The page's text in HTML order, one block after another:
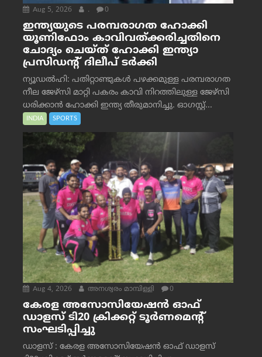
Aug 5, 2026 . 0
ഇന്ത്യയുടെ പരമ്പരാഗത ഹോക്കി
യൂണിഫോം കാവിവത്ക്കരിച്ചതിനെ
ചോദ്യം ചെയ്ത് ഹോക്കി ഇന്ത്യാ
പ്രസിഡന്റ് ദിലീപ് ടര്‍ക്കി
ന്യൂഡൽഹി: പതിറ്റാണ്ടുകൾ പഴക്കമുള്ള പരമ്പരാഗത
നീല ജേഴ്‌സി മാറ്റി പകരം കാവി നിറത്തിലുള്ള ജേഴ്‌സി
ധരിക്കാൻ ഹോക്കി ഇന്ത്യ തീരുമാനിച്ചു. ഓഗസ്റ്റ്...
INDIA SPORTS
Aug 4, 2026 അനശ്വരം മാമ്പിള്ളി 0
കേരള അസോസിയേഷൻ ഓഫ്
ഡാളസ് ടി20 ക്രിക്കറ്റ് ടൂർണമെന്റ്
സംഘടിപ്പിച്ചു
ഡാളസ് : കേരള അസോസിയേഷൻ ഓഫ് ഡാളസ്